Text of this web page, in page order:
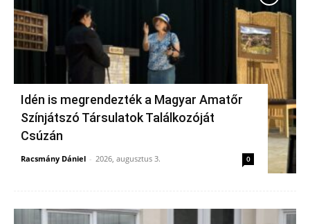
Idén is megrendezték a Magyar Amatőr
Színjátszó Társulatok Találkozóját
Csúzán
Racsmány Dániel - 2026, augusztus 3. 0